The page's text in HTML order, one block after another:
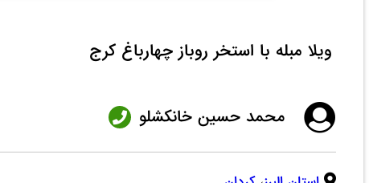
ویلا مبله با استخر روباز چهارباغ کرج
محمد حسین خانکشلو